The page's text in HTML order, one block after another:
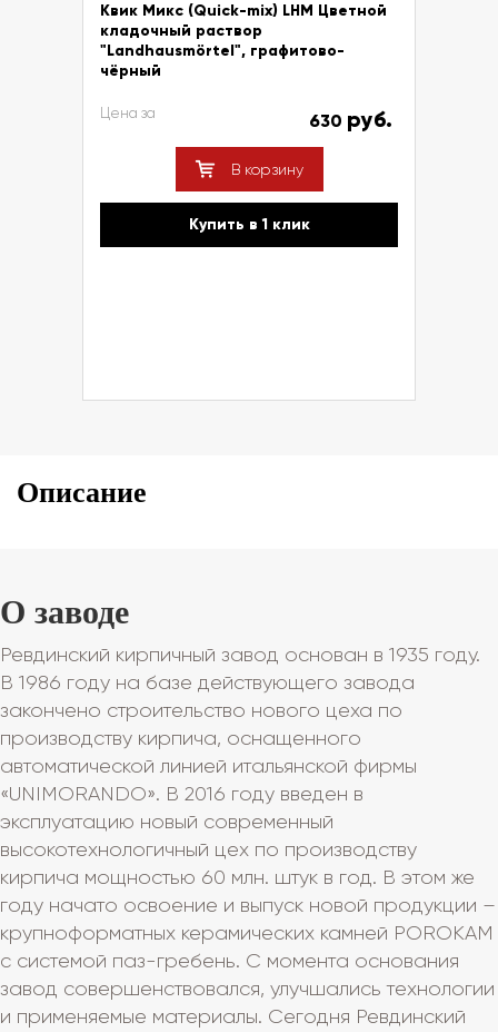
Квик Микс (Quick-mix) LHM Цветной
кладочный раствор
"Landhausmörtel", графитово-
чёрный
Цена за 630 руб.
В корзину
Купить в 1 клик
Описание
О заводе
Ревдинский кирпичный завод основан в 1935 году.
В 1986 году на базе действующего завода
закончено строительство нового цеха по
производству кирпича, оснащенного
автоматической линией итальянской фирмы
«UNIMORANDO». В 2016 году введен в
эксплуатацию новый современный
высокотехнологичный цех по производству
кирпича мощностью 60 млн. штук в год. В этом же
году начато освоение и выпуск новой продукции –
крупноформатных керамических камней POROKAM
с системой паз-гребень. С момента основания
завод совершенствовался, улучшались технологии
и применяемые материалы. Сегодня Ревдинский